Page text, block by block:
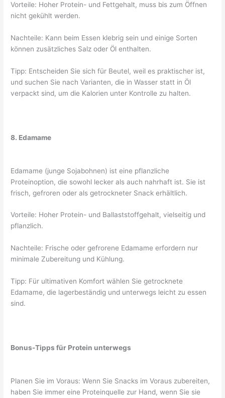
Vorteile: Hoher Protein- und Fettgehalt, muss bis zum Öffnen
nicht gekühlt werden.
Nachteile: Kann beim Essen klebrig sein und einige Sorten
können zusätzliches Salz oder Öl enthalten.
Tipp: Entscheiden Sie sich für Beutel, weil es praktischer ist,
und suchen Sie nach Varianten, die in Wasser statt in Öl
verpackt sind, um die Kalorien unter Kontrolle zu halten.
8. Edamame
Edamame (junge Sojabohnen) ist eine pflanzliche
Proteinoption, die sowohl lecker als auch nahrhaft ist. Sie ist
frisch, gefroren oder als getrockneter Snack erhältlich.
Vorteile: Hoher Protein- und Ballaststoffgehalt, vielseitig und
pflanzlich.
Nachteile: Frische oder gefrorene Edamame erfordern nur
minimale Zubereitung und Kühlung.
Tipp: Für ultimativen Komfort wählen Sie getrocknete
Edamame, die lagerbeständig und unterwegs leicht zu essen
sind.
Bonus-Tipps für Protein unterwegs
Planen Sie im Voraus: Wenn Sie Snacks im Voraus zubereiten,
haben Sie immer eine Proteinquelle zur Hand, wenn Sie sie